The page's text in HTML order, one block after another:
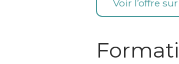
Voir l’offre